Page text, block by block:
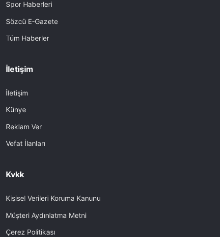
Spor Haberleri
Sözcü E-Gazete
Tüm Haberler
İletişim
İletişim
Künye
Reklam Ver
Vefat İlanları
Kvkk
Kişisel Verileri Koruma Kanunu
Müşteri Aydınlatma Metni
Çerez Politikası